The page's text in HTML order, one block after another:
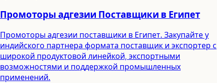
Промоторы адгезии Поставщики в Египет
Промоторы адгезии поставщики в Египет. Закупайте у
индийского партнера формата поставщик и экспортер с
широкой продуктовой линейкой, экспортными
возможностями и поддержкой промышленных
применений.